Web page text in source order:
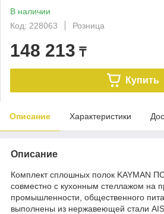
В наличии
Код: 228063
Розница
148 213 ₸
Купить
Описание Характеристики
Описание
Комплект сплошных полок KAYMAN
совместно с кухонным стеллажом на
промышленности, общественного
выполнены из нержавеющей стали